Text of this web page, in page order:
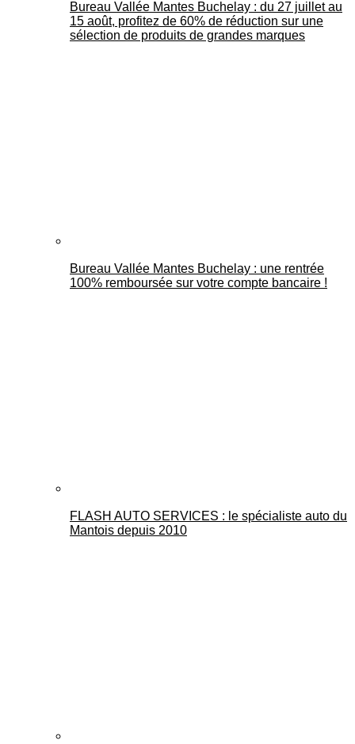
Bureau Vallée Mantes Buchelay : du 27 juillet au
15 août, profitez de 60% de réduction sur une
sélection de produits de grandes marques
Bureau Vallée Mantes Buchelay : une rentrée
100% remboursée sur votre compte bancaire !
FLASH AUTO SERVICES : le spécialiste auto du
Mantois depuis 2010